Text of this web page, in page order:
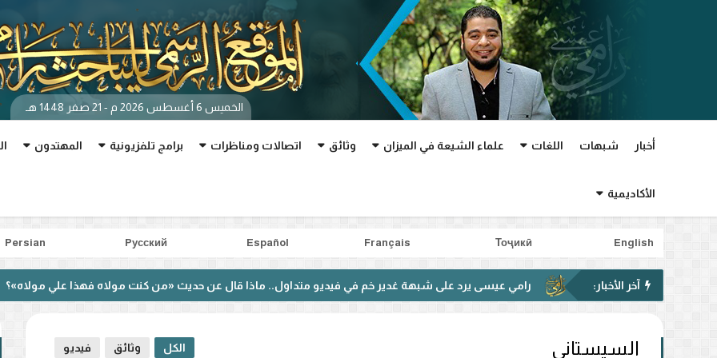
الخميس 6 أغسطس 2026 م - 21 صفر 1448 هـ
أخبار شبهات اللغات علماء الشيعة في الميزان وثائق اتصالات ومناظرات برامج تلفزيونية المهتدون
الأكاديمية
English
Тоҷикӣ
Français
Español
Pусский
Persian
آخر الأخبار: رامي عيسى يرد على شبهة غدير خم في فيديو متداول.. ماذا قال عن حديث «من كنت مولاه فهذا علي مولاه»؟
السيستاني الكل وثائق فيديو